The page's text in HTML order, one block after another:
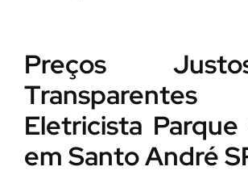
Preços
Eletricista Parque
em Santo André